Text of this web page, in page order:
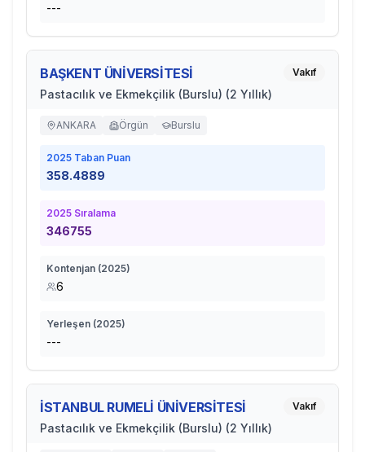
---
BAŞKENT ÜNİVERSİTESİ
Pastacılık ve Ekmekçilik (Burslu) (2 Yıllık)
Vakıf
ANKARA Örgün Burslu
2025 Taban Puan
358.4889
2025 Sıralama
346755
Kontenjan (2025)
6
Yerleşen (2025)
---
İSTANBUL RUMELİ ÜNİVERSİTESİ
Pastacılık ve Ekmekçilik (Burslu) (2 Yıllık)
Vakıf